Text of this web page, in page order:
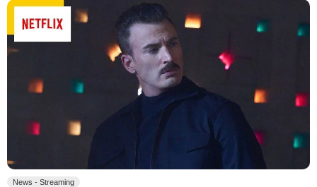
News - Streaming